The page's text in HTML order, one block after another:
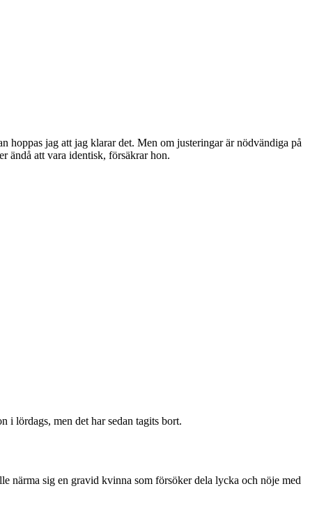
hoppas jag att jag klarar det. Men om justeringar är nödvändiga på
ändå att vara identisk, försäkrar hon.
i lördags, men det har sedan tagits bort.
närma sig en gravid kvinna som försöker dela lycka och nöje med